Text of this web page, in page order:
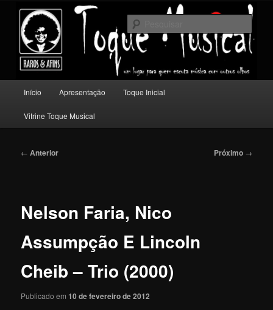
conteúdo
principalToque Musical
Um lugar para quem escuta música com outros olhos.
principal
Início Apresentação Toque Inicial
Vitrine Toque Musical
Navegação
← Anterior Próximo →
Nelson Faria, Nico
Assumpção E Lincoln
Cheib – Trio (2000)
Publicado em10 de fevereiro de 2012